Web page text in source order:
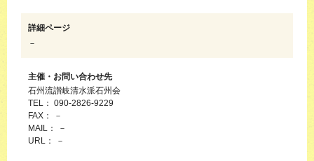
詳細ページ
－
主催・お問い合わせ先
石州流讃岐清水派石州会
TEL： 090-2826-9229
FAX： －
MAIL： －
URL： －